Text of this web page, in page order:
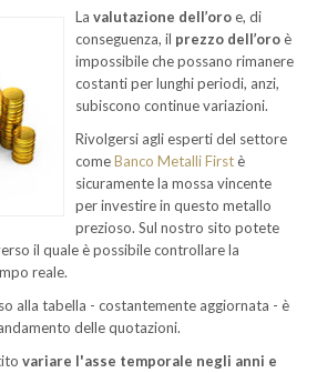
La valutazione dell’oroe, di
conseguenza, il prezzo dell’oroè
impossibile che possano rimanere
costanti per lunghi periodi, anzi,
subiscono continue variazioni.
Rivolgersi agli esperti del settore
comeBanco Metalli Firstè
sicuramente la mossa vincente
per investire in questo metallo
prezioso. Sul nostro sito potete
il quale è possibile controllare la
reale.
alla tabella - costantemente aggiornata - è
delle quotazioni.
variare l'asse temporale negli anni e